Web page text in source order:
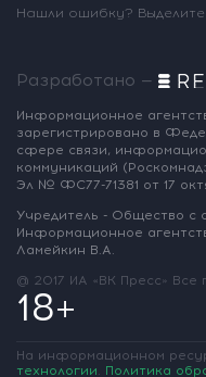
Нашли ошибку?
Разработано —
Информационное
зарегистрировано в
сфере связи,
коммуникаций
Эл № ФС77-71381 от 17
Учредитель - Общество с
Информационное
Ламейкин В.А.
@ 2017 ИА «ВК Пресс» Все
18+
На информационном
технологии. Политика